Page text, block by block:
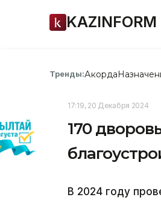
KAZINFORM
Тренды:Акорда
17:19, 20 Декабря 2024
170
В 2024 году